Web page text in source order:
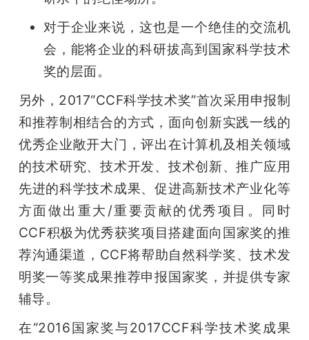
对于企业来说，这也是一个绝佳的交流机
会，能将企业的科研拔高到国家科学技术
奖的层面。
另外，2017“CCF科学技术奖”首次采用申报制
和推荐制相结合的方式，面向创新实践一线的
优秀企业敞开大门，评出在计算机及相关领域
的技术研究、技术开发、技术创新、推广应用
先进的科学技术成果、促进高新技术产业化等
方面做出重大/重要贡献的优秀项目。同时
CCF积极为优秀获奖项目搭建面向国家奖的推
荐沟通渠道，CCF将帮助自然科学奖、技术发
明奖一等奖成果推荐申报国家奖，并提供专家
辅导。
在“2016国家奖与2017CCF科学技术奖成果